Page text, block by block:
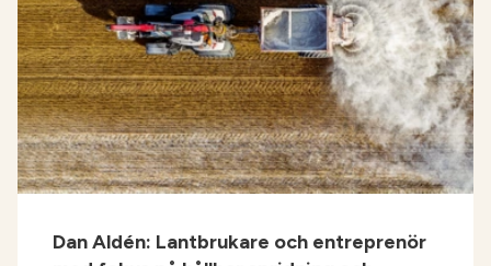
Dan Aldén: Lantbrukare och entreprenör